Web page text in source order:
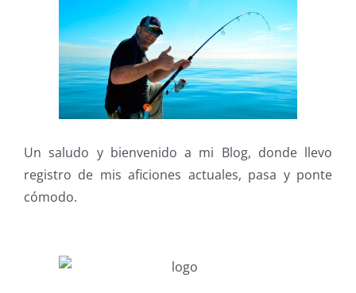
Un saludo y bienvenido a mi Blog, donde llevo
registro de mis aficiones actuales, pasa y ponte
cómodo.